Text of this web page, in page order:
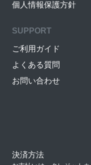
個人情報保護方針
SUPPORT
ご利用ガイド
よくある質問
お問い合わせ
決済方法